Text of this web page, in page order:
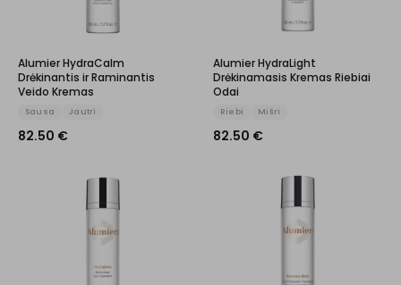
Alumier HydraCalm
Drėkinantis ir Raminantis
Veido Kremas
Sausa Jautri
82.50 €
Alumier HydraLight
Drėkinamasis Kremas Riebiai
Odai
Riebi Mišri
82.50 €